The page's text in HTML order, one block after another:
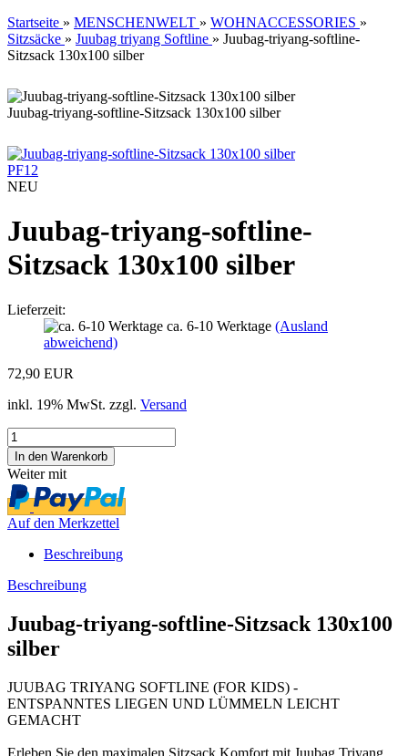
Startseite » MENSCHENWELT » WOHNACCESSORIES »
Sitzsäcke » Juubag triyang Softline » Juubag-triyang-softline-
Sitzsack 130x100 silber
Juubag-triyang-softline-Sitzsack 130x100 silber
PF12
NEU
Juubag-triyang-softline-
Sitzsack 130x100 silber
Lieferzeit:
ca. 6-10 Werktage (Ausland
abweichend)
72,90 EUR
inkl. 19% MwSt. zzgl. Versand
Weiter mit
Auf den Merkzettel
Beschreibung
Beschreibung
Juubag-triyang-softline-Sitzsack 130x100
silber
JUUBAG TRIYANG SOFTLINE (FOR KIDS) -
ENTSPANNTES LIEGEN UND LÜMMELN LEICHT
GEMACHT
Erleben Sie den maximalen Sitzsack Komfort mit Juubag Triyang